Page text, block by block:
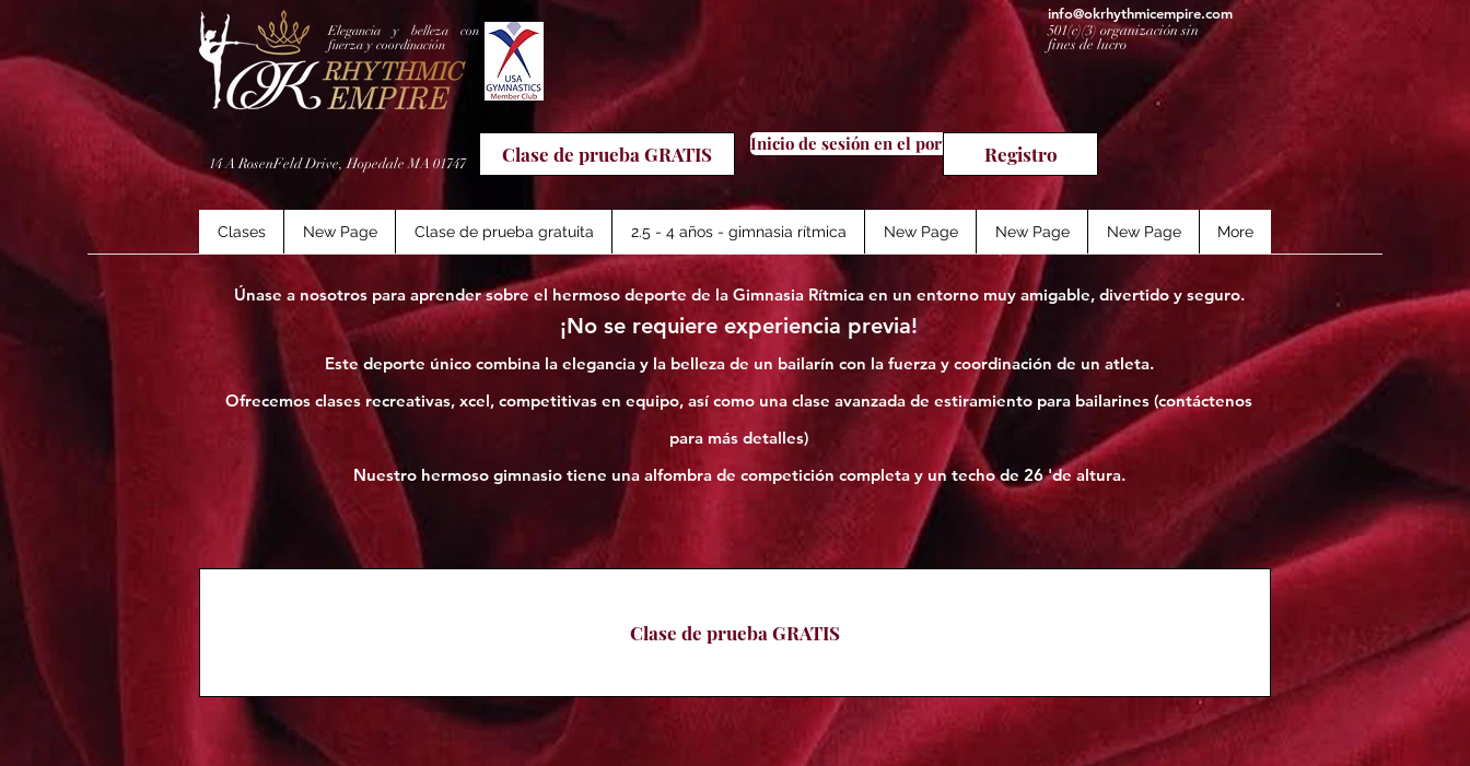
Elegancia y belleza con
fuerza y coordinación
info@okrhythmicempire.com
501(c)(3) organización sin
fines de lucro
14 A RosenFeld Drive, Hopedale MA 01747 Clase de prueba GRATIS Inicio de sesión en el portal para padres
Registro
Clases New Page Clase de prueba gratuita 2.5 - 4 años - gimnasia rítmica New Page New Page New Page More
Únase a nosotros para aprender sobre el hermoso deporte de la Gimnasia Rítmica en un entorno muy amigable, divertido y seguro.
¡No se requiere experiencia previa!
Este deporte único combina la elegancia y la belleza de un bailarín con la fuerza y ​​coordinación de un atleta.
Ofrecemos clases recreativas, xcel, competitivas en equipo, así como una clase avanzada de estiramiento para bailarines (contáctenos
para más detalles)
Nuestro hermoso gimnasio tiene una alfombra de competición completa y un techo de 26 'de altura.
Clase de prueba GRATIS